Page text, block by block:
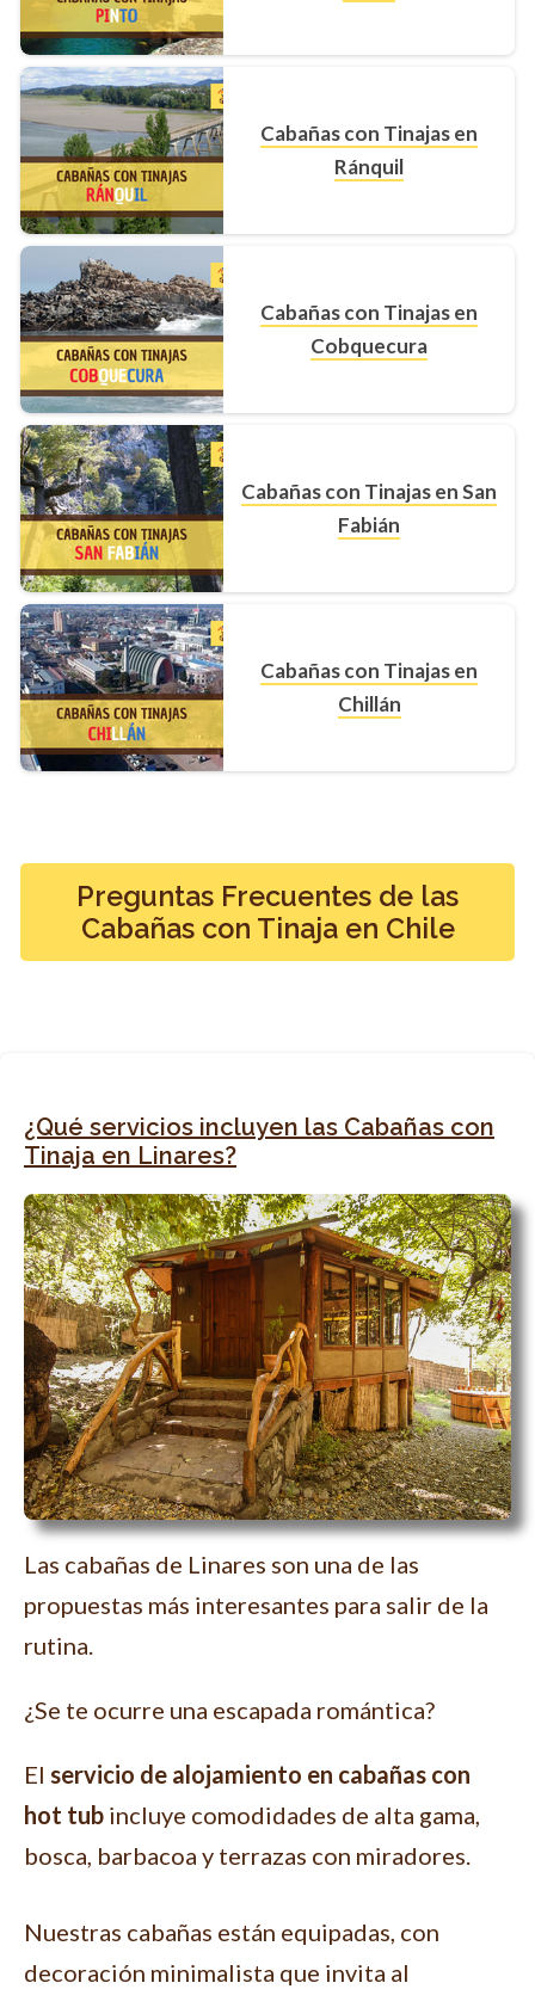
Cabañas con Tinajas en
Ránquil
Cabañas con Tinajas en
Cobquecura
Cabañas con Tinajas en San
Fabián
Cabañas con Tinajas en
Chillán
Preguntas Frecuentes de las
Cabañas con Tinaja en Chile
¿Qué servicios incluyen las Cabañas con
Tinaja en Linares?
Las cabañas de Linares son una de las
propuestas más interesantes para salir de la
rutina.
¿Se te ocurre una escapada romántica?
El servicio de alojamiento en cabañas con
hot tub incluye comodidades de alta gama,
bosca, barbacoa y terrazas con miradores.
Nuestras cabañas están equipadas, con
decoración minimalista que invita al